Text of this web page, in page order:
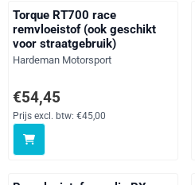
Torque RT700 race
remvloeistof (ook geschikt
voor straatgebruik)
Merk:
Hardeman Motorsport
Prijs: 54,45, exclusief btw: 45,00
€54,45
Prijs excl. btw: €45,00